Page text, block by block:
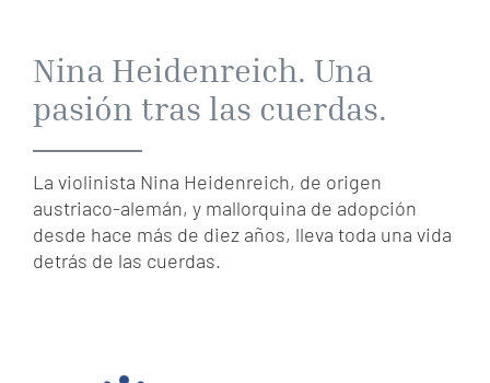
Nina Heidenreich. Una
pasión tras las cuerdas.
La violinista Nina Heidenreich, de origen
austriaco-alemán, y mallorquina de adopción
desde hace más de diez años, lleva toda una vida
detrás de las cuerdas.